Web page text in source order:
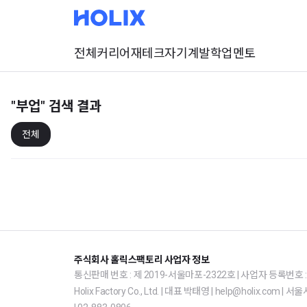
전체 커리어재테크자기계발학업멘토
"부업" 검색 결과
전체
주식회사 홀릭스팩토리 사업자 정보
통신판매 번호 : 제 2019-서울마포-2322호 | 사업자 등록번
Holix Factory Co., Ltd. | 대표 박태영 | help@holix.com | 서